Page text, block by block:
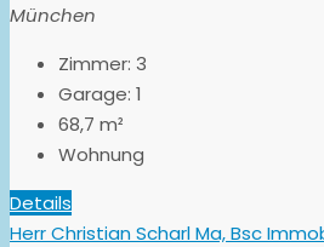
München
Zimmer: 3
Garage: 1
68,7 m²
Wohnung
Details
Herr Christian Scharl Ma, Bsc